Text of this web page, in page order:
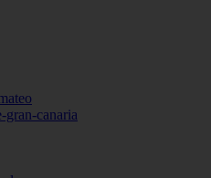
gran-canaria